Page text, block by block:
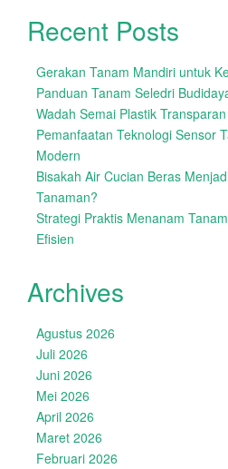
Recent Posts
Gerakan Tanam Mandiri untuk
Panduan Tanam Seledri
Wadah Semai Plastik Transparan
Pemanfaatan Teknologi Sensor
Modern
Bisakah Air Cucian Beras
Tanaman?
Strategi Praktis Menanam
Efisien
Archives
Agustus 2026
Juli 2026
Juni 2026
Mei 2026
April 2026
Maret 2026
Februari 2026